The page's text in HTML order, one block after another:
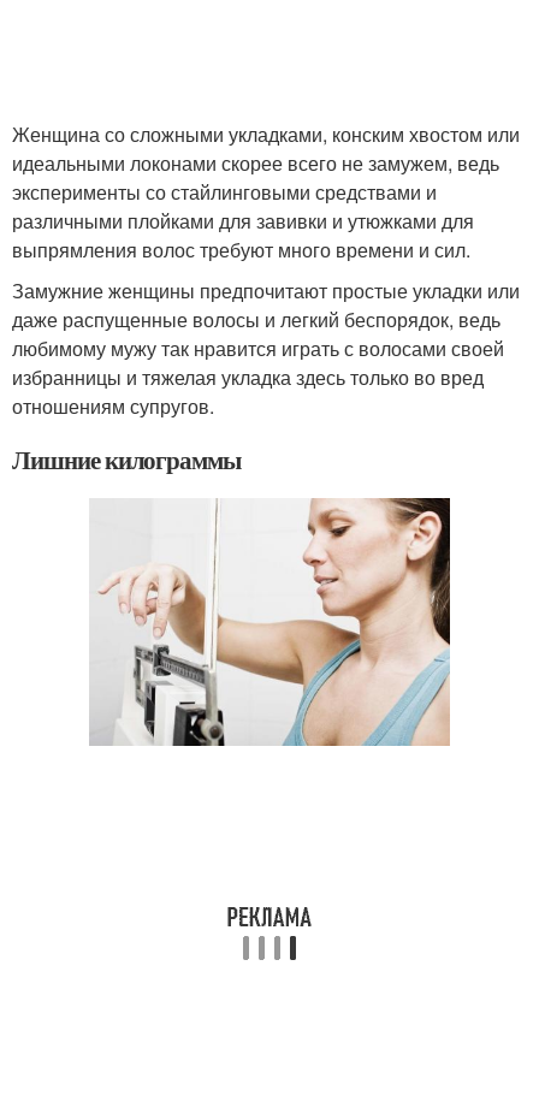
Женщина со сложными укладками, конским хвостом или
идеальными локонами скорее всего не замужем, ведь
эксперименты со стайлинговыми средствами и
различными плойками для завивки и утюжками для
выпрямления волос требуют много времени и сил.
Замужние женщины предпочитают простые укладки или
даже распущенные волосы и легкий беспорядок, ведь
любимому мужу так нравится играть с волосами своей
избранницы и тяжелая укладка здесь только во вред
отношениям супругов.
Лишние килограммы